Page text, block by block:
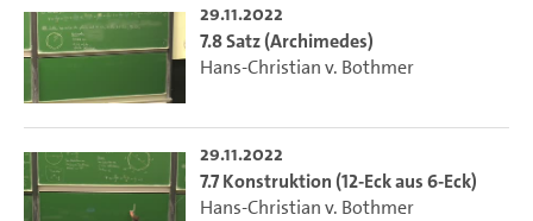
29.11.2022
7.8 Satz (Archimedes)
Hans-Christian v. Bothmer
29.11.2022
7.7 Konstruktion (12-Eck aus 6-Eck)
Hans-Christian v. Bothmer